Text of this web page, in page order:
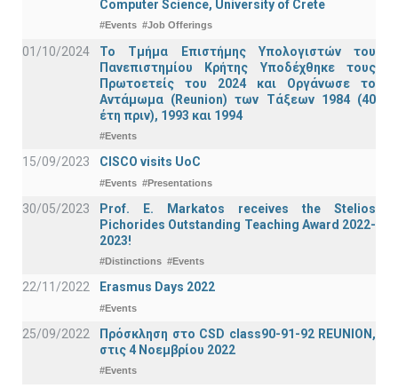
Computer Science, University of Crete
#Events #Job Offerings
01/10/2024
Το Τμήμα Επιστήμης Υπολογιστών του
Πανεπιστημίου Κρήτης Υποδέχθηκε τους
Πρωτοετείς του 2024 και Οργάνωσε το
Αντάμωμα (Reunion) των Τάξεων 1984 (40
έτη πριν), 1993 και 1994
#Events
15/09/2023 CISCO visits UoC
#Events #Presentations
30/05/2023
Prof. E. Markatos receives the Stelios
Pichorides Outstanding Teaching Award 2022-
2023!
#Distinctions #Events
22/11/2022 Erasmus Days 2022
#Events
25/09/2022
Πρόσκληση στο CSD class90-91-92 REUNION,
στις 4 Νοεμβρίου 2022
#Events